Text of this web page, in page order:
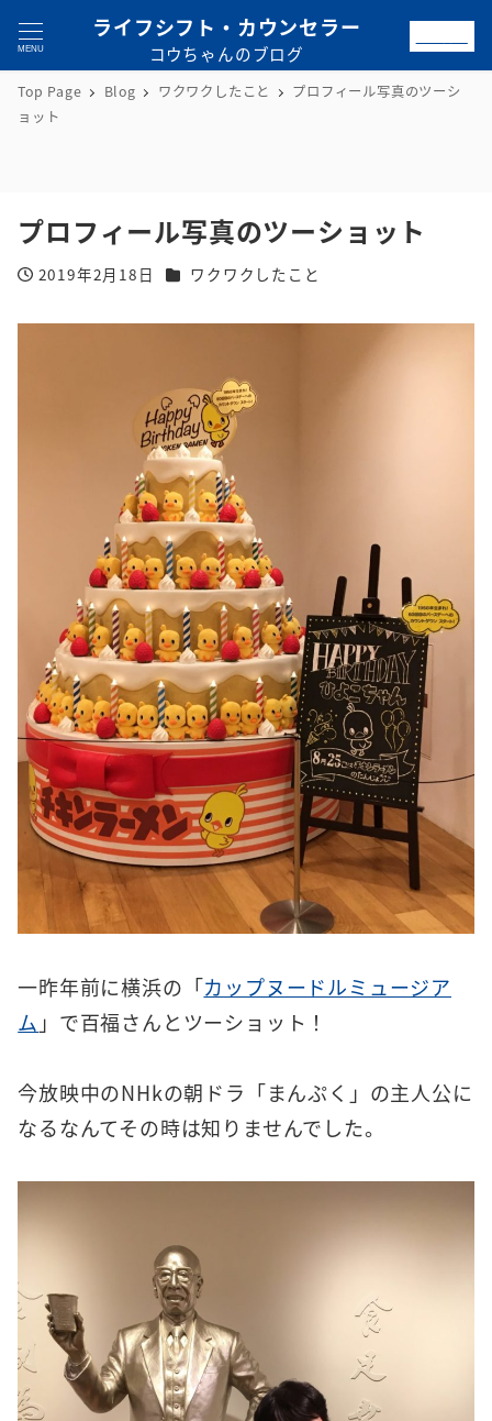
MENU
ライフシフト・カウンセラー
コウちゃんのブログ
Top Page Blog ワクワクしたこと
プロフィール写真のツーシ
ョット
プロフィール写真のツーショット
投稿日
2019年2月18日 カテゴリー
ワクワクしたこと
一昨年前に横浜の「カップヌードルミュージア
ム 」で百福さんとツーショット！
今放映中のNHkの朝ドラ「まんぷく」の主人公に
なるなんてその時は知りませんでした。